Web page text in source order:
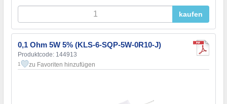
kaufen
0,1 Ohm 5W 5% (KLS-6-SQP-5W-0R10-J)
Produktcode: 144913
1 zu Favoriten hinzufügen